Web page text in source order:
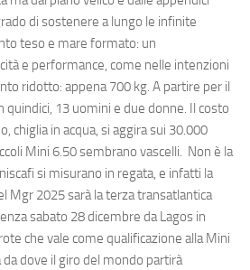
di sostenere a lungo le infinite
teso e mare formato: un
e performance, come nelle intenzioni
ridotto: appena 700 kg. A partire per il
quindici, 13 uomini e due donne. Il costo
chiglia in acqua, si aggira sui 30.000
Mini 6.50 sembrano vascelli. Non è la
si misurano in regata, e infatti la
Mgr 2025 sarà la terza transatlantica
sabato 28 dicembre da Lagos in
che vale come qualificazione alla Mini
da dove il giro del mondo partirà